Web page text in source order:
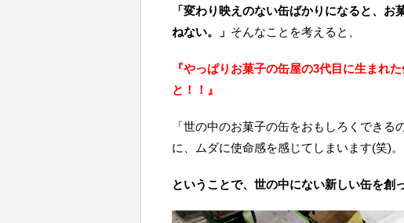
「変わり映えのない缶ばかりになると、
ねない。」 そんなことを考えると、
『やっぱりお菓子の缶屋の3代目に生まれ
と！！』
「世の中のお菓子の缶をおもしろくできる
に、ムダに使命感を感じてしまいます(笑)。
ということで、世の中にない新しい缶を創